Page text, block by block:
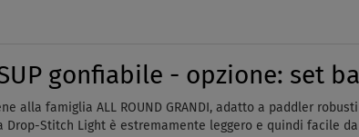
SUP gonfiabile - opzione: set
alla famiglia ALL ROUND GRANDI, adatto a paddler
Drop-Stitch Light è estremamente leggero e quindi facile